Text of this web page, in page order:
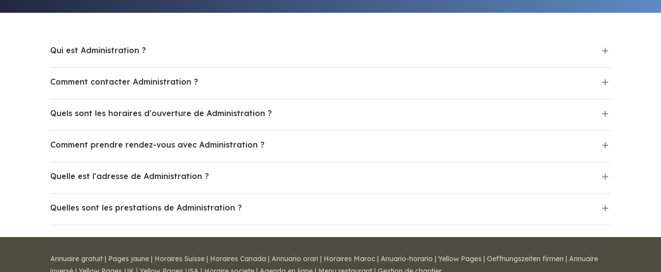
Qui est Administration ?
Comment contacter Administration ?
Quels sont les horaires d'ouverture de Administration ?
Comment prendre rendez-vous avec Administration ?
Quelle est l'adresse de Administration ?
Quelles sont les prestations de Administration ?
Annuaire gratuit | Pages jaune | Horaires Suisse | Horaires Canada | Annuario orari | Horaires Maroc | Anuario-horario | Yellow Pages | Oeffnungszeiten firmen | Annuaire